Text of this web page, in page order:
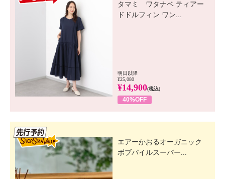
タマミ ワタナベ ティアー
ドドルフィン ワン...
明日以降
¥25,080
¥14,900(税込)
40%OFF
エアーかおるオーガニック
ボブパイルスーパー...